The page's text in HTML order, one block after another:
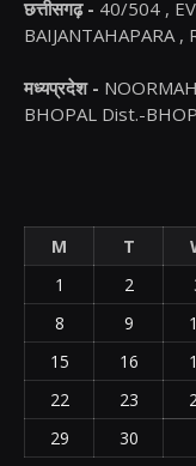
छत्तीसगढ़ - 40/504 ,
BAIJANTAHAPARA ,
मध्यप्रदेश -
BHOPAL Dist.-
M
T
1
2
8
9
15
16
22
23
29
30